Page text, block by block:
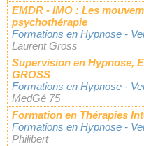
EMDR - IMO : Les
psychothérapie
Formations en Hypnose -
Laurent Gross
Supervision en Hypnose,
GROSS
Formations en Hypnose -
MedGé 75
Formation en Thérapies
Formations en Hypnose -
Philibert